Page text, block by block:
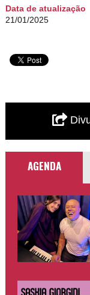
Data de atualização
21/01/2025
AGENDA